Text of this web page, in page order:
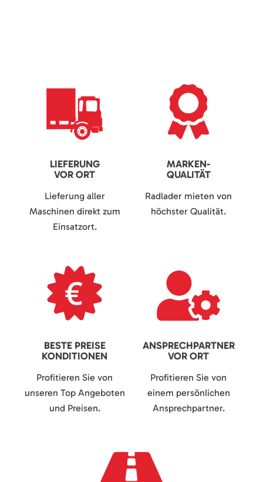
LIEFERUNG
VOR ORT
Lieferung aller
Maschinen direkt zum
Einsatzort.
MARKEN-
QUALITÄT
Radlader mieten von
höchster Qualität.
BESTE PREISE
KONDITIONEN
Profitieren Sie von
unseren Top Angeboten
und Preisen.
ANSPRECHPARTNER
VOR ORT
Profitieren Sie von
einem persönlichen
Ansprechpartner.